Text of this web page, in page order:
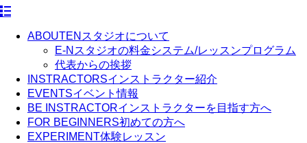
ABOUTENスタジオについて
E-Nスタジオの料金システム/レッスンプログラム
代表からの挨拶
INSTRACTORSインストラクター紹介
EVENTSイベント情報
BE INSTRACTORインストラクターを目指す方へ
FOR BEGINNERS初めての方へ
EXPERIMENT体験レッスン